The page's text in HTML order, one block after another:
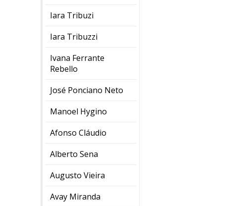
Iara Tribuzi
Iara Tribuzzi
Ivana Ferrante
Rebello
José Ponciano Neto
Manoel Hygino
Afonso Cláudio
Alberto Sena
Augusto Vieira
Avay Miranda